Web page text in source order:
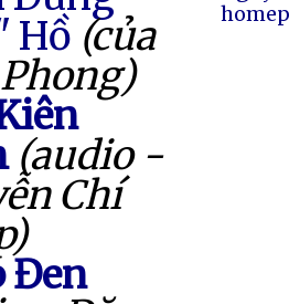
Hồ (của
(audio -
Chí
Đen